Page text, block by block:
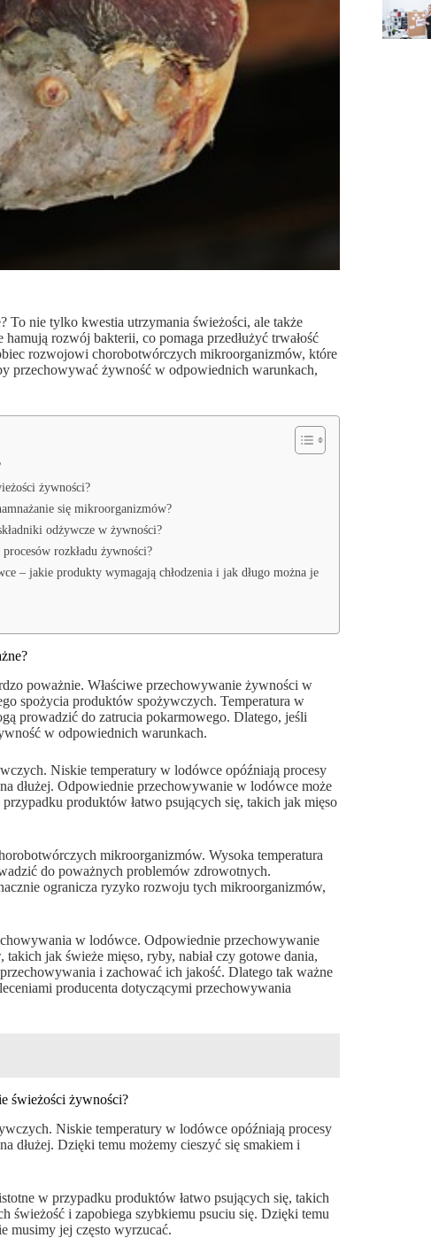
nie tylko kwestia utrzymania świeżości, ale także
rozwój bakterii, co pomaga przedłużyć trwałość
rozwojowi chorobotwórczych mikroorganizmów, które
przechowywać żywność w odpowiednich warunkach,
żywności?
się mikroorganizmów?
odżywcze w żywności?
rozkładu żywności?
– jakie produkty wymagają chłodzenia i jak długo można je
poważnie. Właściwe przechowywanie żywności w
spożycia produktów spożywczych. Temperatura w
prowadzić do zatrucia pokarmowego. Dlatego, jeśli
w odpowiednich warunkach.
Niskie temperatury w lodówce opóźniają procesy
dłużej. Odpowiednie przechowywanie w lodówce może
produktów łatwo psujących się, takich jak mięso
mikroorganizmów. Wysoka temperatura
do poważnych problemów zdrowotnych.
ogranicza ryzyko rozwoju tych mikroorganizmów,
w lodówce. Odpowiednie przechowywanie
jak świeże mięso, ryby, nabiał czy gotowe dania,
i zachować ich jakość. Dlatego tak ważne
producenta dotyczącymi przechowywania
świeżości żywności?
Niskie temperatury w lodówce opóźniają procesy
dłużej. Dzięki temu możemy cieszyć się smakiem i
w przypadku produktów łatwo psujących się, takich
świeżość i zapobiega szybkiemu psuciu się. Dzięki temu
musimy jej często wyrzucać.